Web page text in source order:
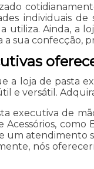
individuais
utiliza. Ainda, a
a sua confecção,
a loja de pasta
e versátil.
executiva de
como
um atendimento
nós